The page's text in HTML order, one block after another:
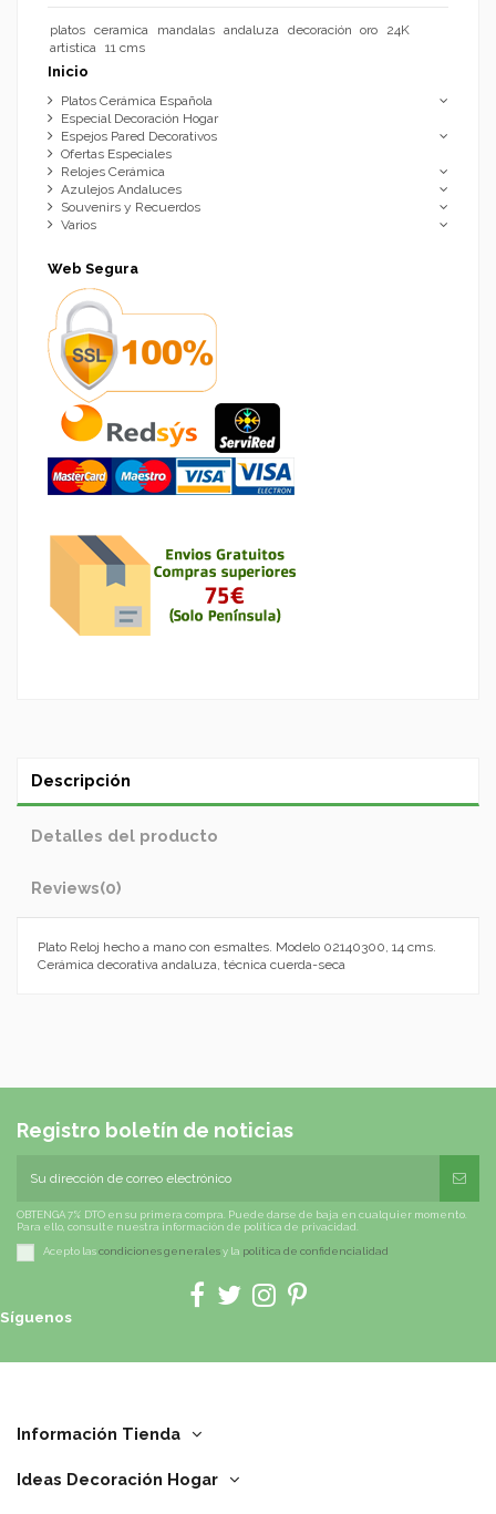
platos ceramica mandalas andaluza decoración oro
24K
artistica 11 cms
Inicio
Platos Cerámica Española
Especial Decoración Hogar
Espejos Pared Decorativos
Ofertas Especiales
Relojes Cerámica
Azulejos Andaluces
Souvenirs y Recuerdos
Varios
Web Segura
Descripción
Detalles del producto
Reviews(0)
Plato Reloj hecho a mano con esmaltes. Modelo 02140300, 14 cms.
Cerámica decorativa andaluza, técnica cuerda-seca
Registro boletín de noticias
OBTENGA 7% DTO en su primera compra. Puede darse de baja en cualquier momento.
Para ello, consulte nuestra información de política de privacidad.
Acepto lascondiciones generalesy la política de confidencialidad
Síguenos
Información Tienda
Ideas Decoración Hogar